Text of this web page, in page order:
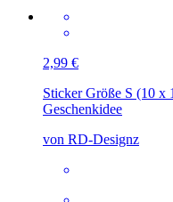
2,99 €
Sticker Größe S (10 x
Geschenkidee
von RD-Designz